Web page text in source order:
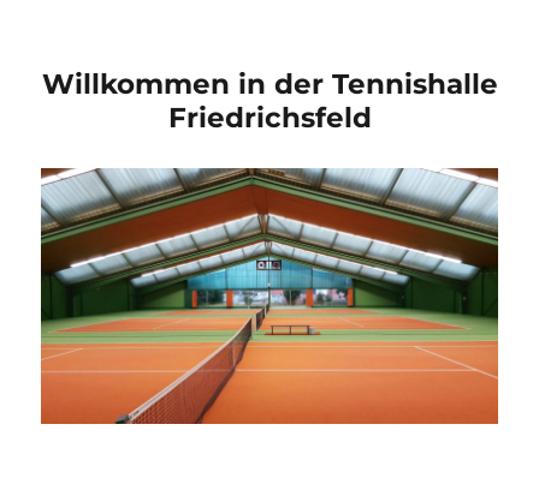
Willkommen in der Tennishalle
Friedrichsfeld